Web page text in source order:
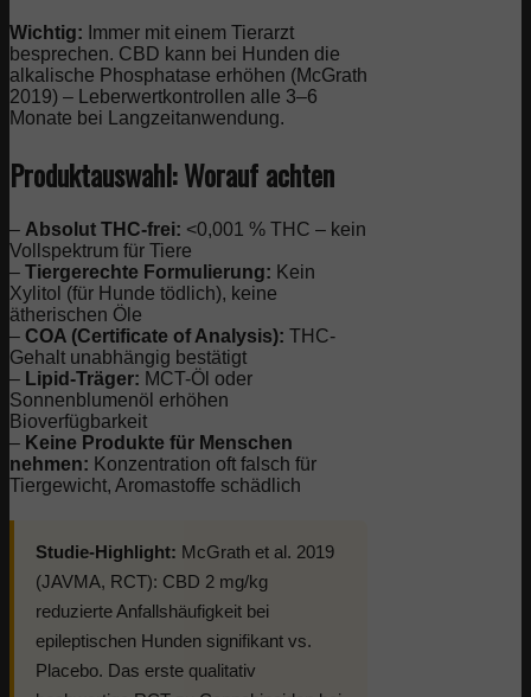
Wichtig: Immer mit einem Tierarzt
besprechen. CBD kann bei Hunden die
alkalische Phosphatase erhöhen (McGrath
2019) – Leberwertkontrollen alle 3–6
Monate bei Langzeitanwendung.
Produktauswahl: Worauf achten
– Absolut THC-frei: <0,001 % THC – kein
Vollspektrum für Tiere
– Tiergerechte Formulierung: Kein
Xylitol (für Hunde tödlich), keine
ätherischen Öle
– COA (Certificate of Analysis): THC-
Gehalt unabhängig bestätigt
– Lipid-Träger: MCT-Öl oder
Sonnenblumenöl erhöhen
Bioverfügbarkeit
– Keine Produkte für Menschen
nehmen: Konzentration oft falsch für
Tiergewicht, Aromastoffe schädlich
Studie-Highlight: McGrath et al. 2019
(JAVMA, RCT): CBD 2 mg/kg
reduzierte Anfallshäufigkeit bei
epileptischen Hunden signifikant vs.
Placebo. Das erste qualitativ